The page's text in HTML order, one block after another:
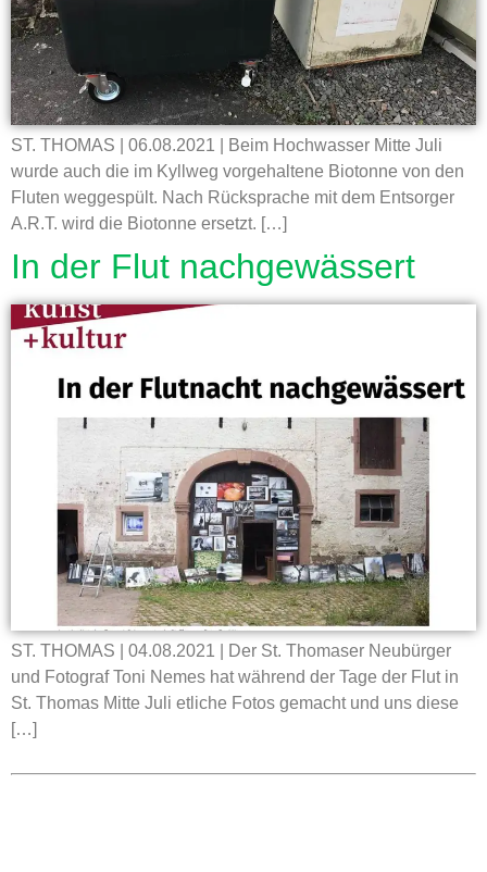
ST. THOMAS | 06.08.2021 | Beim Hochwasser Mitte Juli
wurde auch die im Kyllweg vorgehaltene Biotonne von den
Fluten weggespült. Nach Rücksprache mit dem Entsorger
A.R.T. wird die Biotonne ersetzt. […]
In der Flut nachgewässert
ST. THOMAS | 04.08.2021 | Der St. Thomaser Neubürger
und Fotograf Toni Nemes hat während der Tage der Flut in
St. Thomas Mitte Juli etliche Fotos gemacht und uns diese
[…]